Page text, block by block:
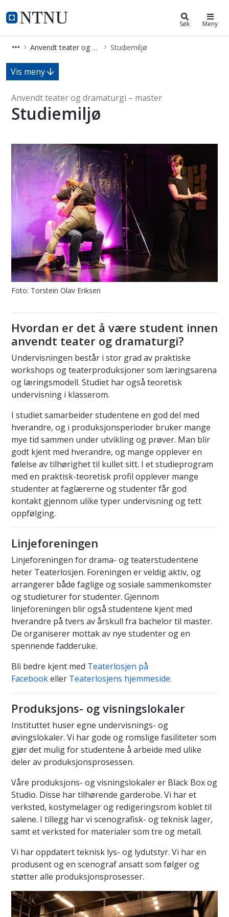
NTNU Hjemmeside
Anvendt teater og dramaturgi –
Søk Meny
Anvendt teater og dramaturgi – master Studiemiljø
Studiemiljø - Anvendt teater og
Vis meny
Anvendt teater og dramaturgi – master
Studiemiljø
Foto: Torstein Olav Eriksen
Hvordan er det å være student innen
anvendt teater og dramaturgi?
Undervisningen består i stor grad av praktiske
workshops og teaterproduksjoner som læringsarena
og læringsmodell. Studiet har også teoretisk
undervisning i klasserom.
I studiet samarbeider studentene en god del med
hverandre, og i produksjonsperioder bruker mange
mye tid sammen under utvikling og prøver. Man blir
godt kjent med hverandre, og mange opplever en
følelse av tilhørighet til kullet sitt. I et studieprogram
med en praktisk-teoretisk profil opplever mange
studenter at faglærerne og studenter får god
kontakt gjennom ulike typer undervisning og tett
oppfølging.
Linjeforeningen
Linjeforeningen for drama- og teaterstudentene
heter Teaterlosjen. Foreningen er veldig aktiv, og
arrangerer både faglige og sosiale sammenkomster
og studieturer for studenter. Gjennom
linjeforeningen blir også studentene kjent med
hverandre på tvers av årskull fra bachelor til master.
De organiserer mottak av nye studenter og en
spennende fadderuke.
Bli bedre kjent med Teaterlosjen på
Facebookeller Teaterlosjens hjemmeside.
Produksjons- og visningslokaler
Instituttet huser egne undervisnings- og
øvingslokaler. Vi har gode og romslige fasiliteter som
gjør det mulig for studentene å arbeide med ulike
deler av produksjonsprosessen.
Våre produksjons- og visningslokaler er Black Box og
Studio. Disse har tilhørende garderobe. Vi har et
verksted, kostymelager og redigeringsrom koblet til
salene. I tillegg har vi scenografisk- og teknisk lager,
samt et verksted for materialer som tre og metall.
Vi har oppdatert teknisk lys- og lydutstyr. Vi har en
produsent og en scenograf ansatt som følger og
støtter alle produksjonsprosesser.